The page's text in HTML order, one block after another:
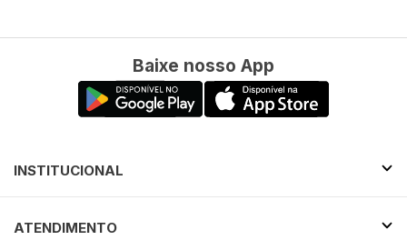
Baixe nosso App
INSTITUCIONAL
ATENDIMENTO